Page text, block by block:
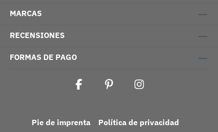
MARCAS
RECENSIONES
FORMAS DE PAGO
Pie de imprenta Política de privacidad